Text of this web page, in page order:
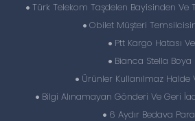
Türk Telekom Taşdelen Bayisinden Ve
Obilet Müşteri
Ptt Kargo Hatası
Bianca Stella Boya
Ürünler Kullanılmaz Halde
Bilgi Alınamayan Gönderi Ve Geri
6 Aydır Bedava